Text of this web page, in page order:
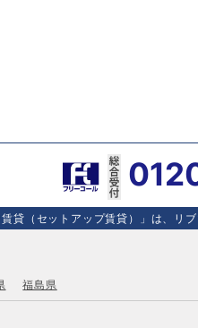
貸（セットアップ賃貸）」は、リ
福島県